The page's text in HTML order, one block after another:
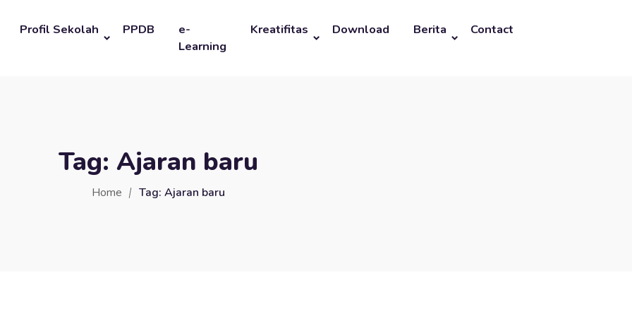
Profil Sekolah PPDB
e-
Learning
Kreatifitas Download Berita Contact
Tag: Ajaran baru
Home Tag: Ajaran baru